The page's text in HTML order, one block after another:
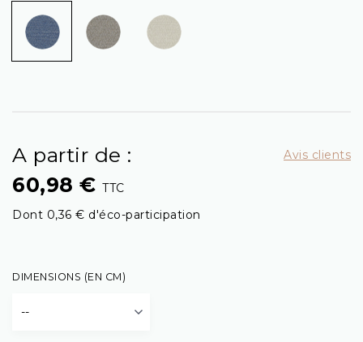
A partir de :
60,98 € TTC
Dont 0,36 € d'éco-participation
Avis clients
DIMENSIONS (EN CM)